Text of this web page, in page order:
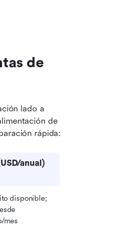
de
lado a
de
rápida:
anual)
disponible;
mes